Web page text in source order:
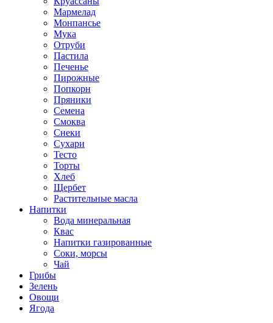
Мармелад
Монпансье
Мука
Отруби
Пастила
Печенье
Пирожные
Попкорн
Пряники
Семена
Смоква
Снеки
Сухари
Тесто
Торты
Хлеб
Щербет
Растительные масла
Напитки
Вода минеральная
Квас
Напитки газированные
Соки, морсы
Чай
Грибы
Зелень
Овощи
Ягода